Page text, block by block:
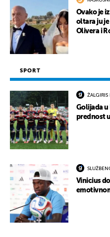
Ovako je
oltara ju
Olivera i
SPORT
ŽALGIRIS
Golijada u
prednost
Vinicius